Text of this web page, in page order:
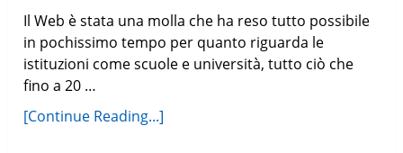
Il Web è stata una molla che ha reso tutto possibile
in pochissimo tempo per quanto riguarda le
istituzioni come scuole e università, tutto ciò che
fino a 20 …
[Continue Reading...]